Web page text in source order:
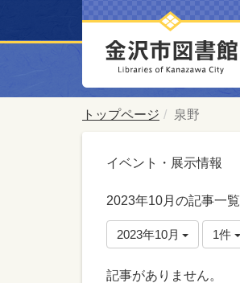
トップページ 泉野
イベント・展示情報
2023年10月の記事一覧
2023年10月 1件
記事がありません。